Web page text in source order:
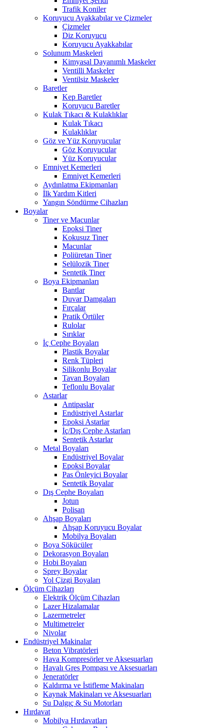
Trafik Koniler
Koruyucu Ayakkabılar ve Çizmeler
Çizmeler
Diz Koruyucu
Koruyucu Ayakkabılar
Solunum Maskeleri
Kimyasal Dayanımlı Maskeler
Ventilli Maskeler
Ventilsiz Maskeler
Baretler
Kep Baretler
Koruyucu Baretler
Kulak Tıkacı & Kulaklıklar
Kulak Tıkacı
Kulaklıklar
Göz ve Yüz Koruyucular
Göz Koruyucular
Yüz Koruyucular
Emniyet Kemerleri
Emniyet Kemerleri
Aydınlatma Ekipmanları
İlk Yardım Kitleri
Yangın Söndürme Cihazları
Boyalar
Tiner ve Macunlar
Epoksi Tiner
Kokusuz Tiner
Macunlar
Poliüretan Tiner
Selülozik Tiner
Sentetik Tiner
Boya Ekipmanları
Bantlar
Duvar Damgaları
Fırçalar
Pratik Örtüler
Rulolar
Sırıklar
İç Cephe Boyaları
Plastik Boyalar
Renk Tüpleri
Silikonlu Boyalar
Tavan Boyaları
Teflonlu Boyalar
Astarlar
Antipaslar
Endüstriyel Astarlar
Epoksi Astarlar
İç/Dış Cephe Astarları
Sentetik Astarlar
Metal Boyaları
Endüstriyel Boyalar
Epoksi Boyalar
Pas Önleyici Boyalar
Sentetik Boyalar
Dış Cephe Boyaları
Jotun
Polisan
Ahşap Boyaları
Ahşap Koruyucu Boyalar
Mobilya Boyaları
Boya Sökücüler
Dekorasyon Boyaları
Hobi Boyaları
Sprey Boyalar
Yol Çizgi Boyaları
Ölçüm Cihazları
Elektrik Ölçüm Cihazları
Lazer Hizalamalar
Lazermetreler
Multimetreler
Nivolar
Endüstriyel Makinalar
Beton Vibratörleri
Hava Kompresörler ve Aksesuarları
Havalı Gres Pompası ve Aksesuarları
Jeneratörler
Kaldırma ve İstifleme Makinaları
Kaynak Makinaları ve Aksesuarları
Su Dalgıç & Su Motorları
Hırdavat
Mobilya Hırdavatları